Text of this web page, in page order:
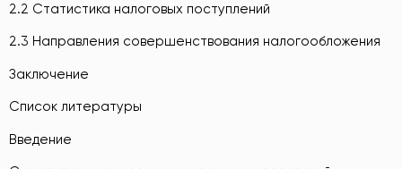
2.2 Статистика налоговых поступлений
2.3 Направления совершенствования налогообложения
Заключение
Список литературы
Введение